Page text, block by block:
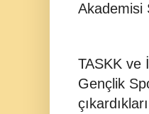
Akademisi
TASKK ve
Gençlik